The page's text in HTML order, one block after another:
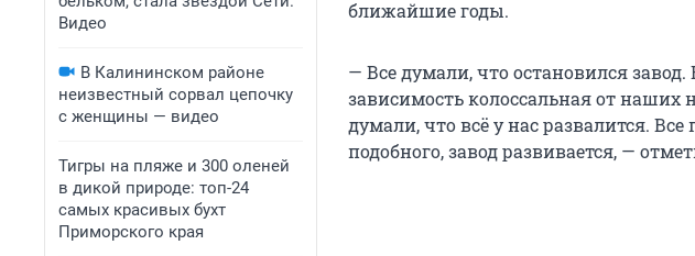
Видео
В Калининском районе
неизвестный сорвал цепочку
с женщины — видео
Тигры на пляже и 300 оленей
в дикой природе: топ-24
самых красивых бухт
Приморского края
ближайшие годы.
— Все думали, что остановился завод.
зависимость колоссальная от наших
думали, что всё у нас развалится.
подобного, завод развивается, —